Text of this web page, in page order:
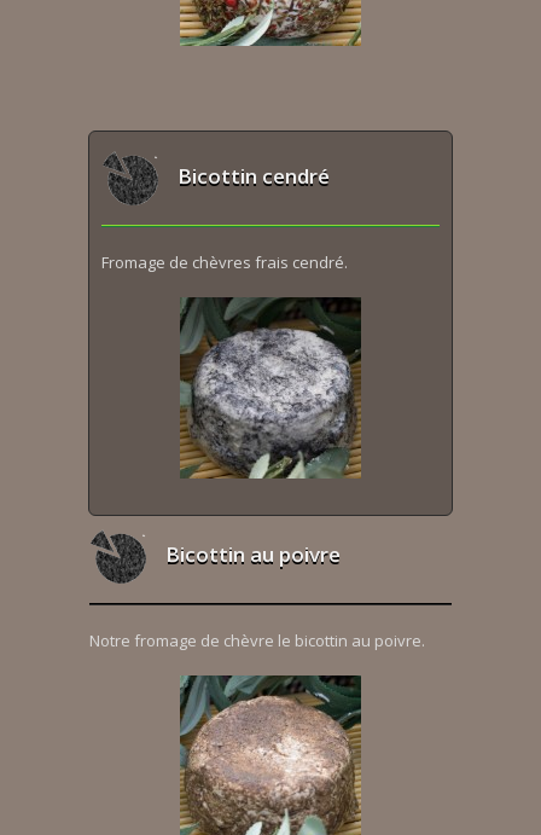
Bicottin cendré
Fromage de chèvres frais cendré.
Bicottin au poivre
Notre fromage de chèvre le bicottin au poivre.